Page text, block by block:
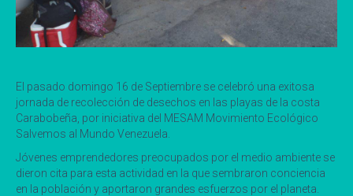
El pasado domingo 16 de Septiembre se celebró una exitosa
jornada de recolección de desechos en las playas de la costa
Carabobeña, por iniciativa del MESAM Movimiento Ecológico
Salvemos al Mundo Venezuela.
Jóvenes emprendedores preocupados por el medio ambiente se
dieron cita para esta actividad en la que sembraron conciencia
en la población y aportaron grandes esfuerzos por el planeta.